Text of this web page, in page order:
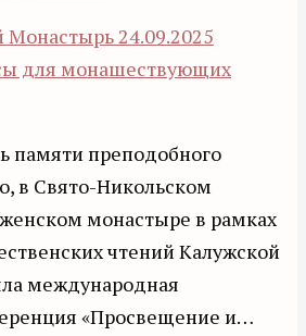
Монастырь24.09.2025
для монашествующих
памяти преподобного
в Свято-Никольском
монастыре в рамках
чтений Калужской
международная
«Просвещение и…